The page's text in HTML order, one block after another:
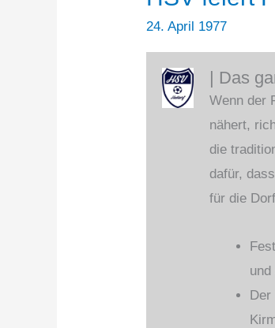
24. April 1977
| Das
Wenn der
nähert,
die
dafür,
für die
Der